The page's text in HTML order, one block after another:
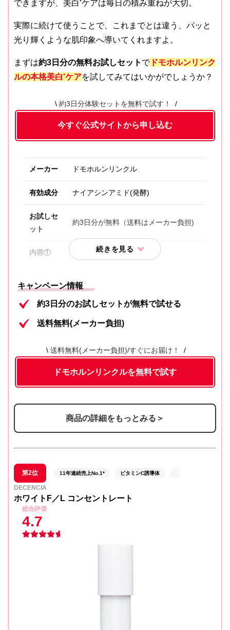
できますが、美白*ケアは毎日の積み重ねが大切。
実際に続けて使うことで、これまでとは違う、パッと
光り輝くような肌印象へ導いてくれますよ。
まずは約3日分の無料お試しセット で ドモホルンリンク
ルの本格美白*ケアを試してみてはいかがでしょうか？
約3日分体験セットを無料で試す！
今すぐ公式サイトから申し込む
メーカー ドモホルンリンクル
有効成分 ナイアシンアミド(発酵)
お試しセ
ット
約3日分が無料（送料はメーカー負担)
内容①
内容②
ホルンリンクル 薬用美容液b）
内容③
ホルンリンクル 薬用クリームc）
内容④ 保護乳液
キャンペーン情報
約3日分のお試しセットが無料で試せる
送料無料(メーカー負担)
送料無料(メーカー負担)/すぐにお届け！
ドモホルンリンクルを無料で試す
商品の詳細をもっとみる＞
第2位 11年連続売上No.1* ビタミンC誘導体
DECENCIA
ホワイトF／L コンセントレート
総合評価
4.7